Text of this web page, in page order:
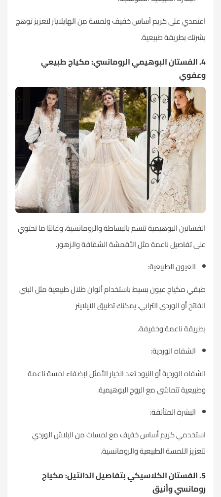
على كريم أساس خفيف ولمسة من الهايلايتر لتعزيز توهج
بطريقة طبيعية.
4. الفستان البوهيمي الرومانسي: مكياج طبيعي
البوهيمية تتسم بالبساطة والرومانسية، وغالبًا ما تحتوي
تفاصيل ناعمة مثل الأقمشة الشفافة والزهور.
العيون الطبيعية:
مكياج عيون بسيط باستخدام ألوان ظلال طبيعية مثل البني
أو الوردي الترابي. يمكنك تطبيق الآيلاينر
ناعمة وخفيفة.
الشفاه الوردية:
الوردية أو النيود تعد الخيار الأمثل لإضفاء لمسة ناعمة
تتماشى مع الروح البوهيمية.
البشرة المتألقة:
كريم أساسخفيف مع لمسات من البلاش الوردي
اللمسة الطبيعية والرومانسية.
5. الفستان الكلاسيكي بتفاصيل الدانتيل: مكياج
وأنيق